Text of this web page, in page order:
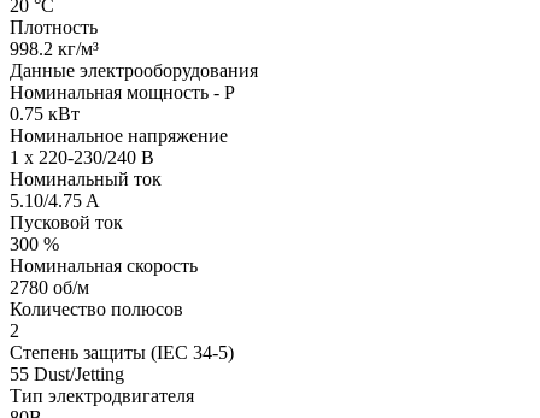
20 °C
Плотность
998.2 кг/м³
Данные электрооборудования
Номинальная мощность - P
0.75 кВт
Номинальное напряжение
1 x 220-230/240 В
Номинальный ток
5.10/4.75 A
Пусковой ток
300 %
Номинальная скорость
2780 об/м
Количество полюсов
2
Степень защиты (IEC 34-5)
55 Dust/Jetting
Тип электродвигателя